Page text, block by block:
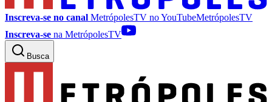
Inscreva-se no canal MetrópolesTV noYouTubeMetrópolesTV
Inscreva-se na MetrópolesTV
Busca